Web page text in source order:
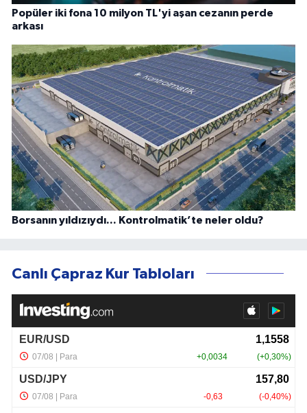
Popüler iki fona 10 milyon TL'yi aşan cezanın perde
arkası
Borsanın yıldızıydı... Kontrolmatik’te neler oldu?
Canlı Çapraz Kur Tabloları